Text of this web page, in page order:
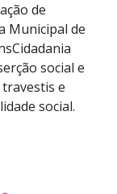
de
Municipal de
social e
e
social.